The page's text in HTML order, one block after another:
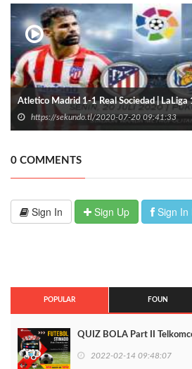
Atletico Madrid 1-1 Real Sociedad |
https://sekundo.tl/2020-07-20 09:41:33
0 COMMENTS
Sign In Sign Up Sign In
POPULAR FOUN
QUIZ BOLA Part II
2022-02-14 09:48:07